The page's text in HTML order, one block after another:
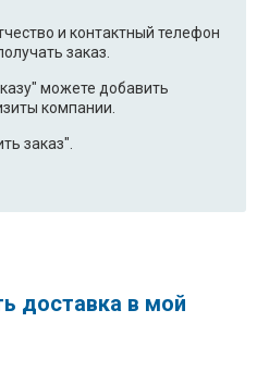
и контактный телефон
заказ.
можете добавить
компании.
заказ".
доставка в мой